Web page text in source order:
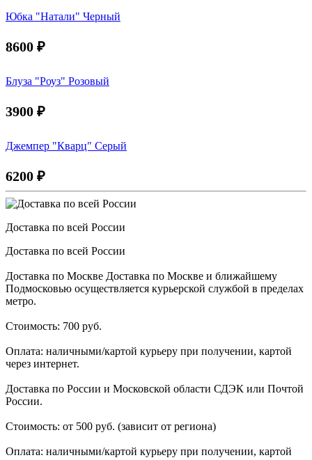
Юбка "Натали" Черный
8600 ₽
Блуза "Роуз" Розовый
3900 ₽
Джемпер "Кварц" Серый
6200 ₽
Доставка по всей России
Доставка по всей России
Доставка по Москве Доставка по Москве и ближайшему
Подмосковью осуществляется курьерской службой в пределах
метро.
Стоимость: 700 руб.
Оплата: наличными/картой курьеру при получении, картой
через интернет.
Доставка по России и Московской области СДЭК или Почтой
России.
Стоимость: от 500 руб. (зависит от региона)
Оплата: наличными/картой курьеру при получении, картой